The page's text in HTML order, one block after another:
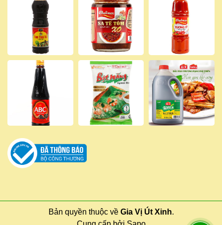
Bản quyền thuộc về Gia Vị Út Xinh.